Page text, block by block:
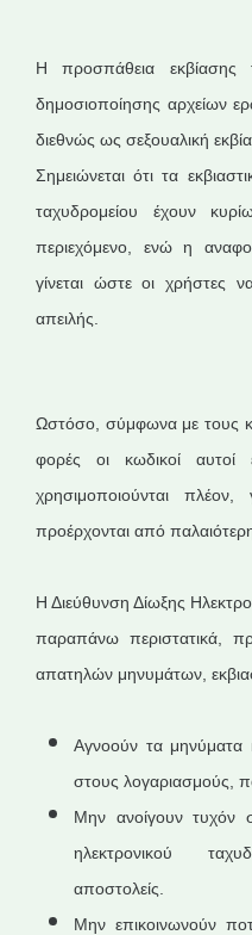
Η προσπάθεια
δημοσιοποίησης αρχείων
διεθνώς ως σεξουαλική
Σημειώνεται ότι τα
ταχυδρομείου έχουν
περιεχόμενο, ενώ η
γίνεται ώστε οι χρήστες
απειλής.
Ωστόσο, σύμφωνα με τους
φορές οι κωδικοί αυτοί
χρησιμοποιούνται πλέον,
προέρχονται από
Η Διεύθυνση Δίωξης
παραπάνω περιστατικά,
απατηλών μηνυμάτων,
Αγνοούν τα μηνύματα
στους λογαριασμούς,
Μην ανοίγουν τυχόν
ηλεκτρονικού
αποστολείς.
Μην επικοινωνούν